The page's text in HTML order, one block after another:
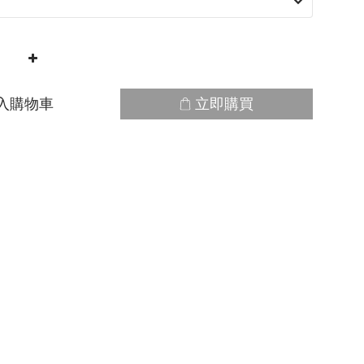
購物車 立即購買